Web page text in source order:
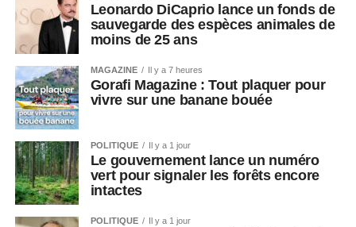
Leonardo DiCaprio lance un fonds de
sauvegarde des espèces animales de
moins de 25 ans
MAGAZINE Il y a 7 heures
Gorafi Magazine : Tout plaquer pour
vivre sur une banane bouée
POLITIQUE Il y a 1 jour
Le gouvernement lance un numéro
vert pour signaler les forêts encore
intactes
POLITIQUE Il y a 1 jour